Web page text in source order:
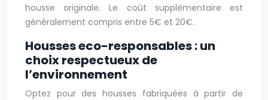
housse originale. Le coût supplémentaire est
généralement compris entre 5€ et 20€.
Housses eco-responsables : un
choix respectueux de
l’environnement
Optez pour des housses fabriquées à partir de